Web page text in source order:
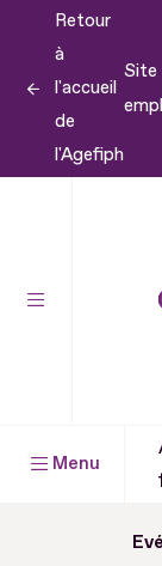
contenu
Retour
à
l'accueil
de
l'Agefiph
Site
Menu